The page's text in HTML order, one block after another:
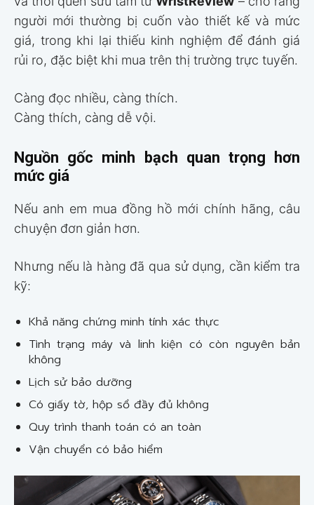
người mới thường bị cuốn vào thiết kế và mức
giá, trong khi lại thiếu kinh nghiệm để đánh giá
rủi ro, đặc biệt khi mua trên thị trường trực tuyến.
Càng đọc nhiều, càng thích.
Càng thích, càng dễ vội.
Nguồn gốc minh bạch quan trọng hơn
mức giá
Nếu anh em mua đồng hồ mới chính hãng, câu
chuyện đơn giản hơn.
Nhưng nếu là hàng đã qua sử dụng, cần kiểm tra
kỹ:
Khả năng chứng minh tính xác thực
Tình trạng máy và linh kiện có còn nguyên bản
không
Lịch sử bảo dưỡng
Có giấy tờ, hộp sổ đầy đủ không
Quy trình thanh toán có an toàn
Vận chuyển có bảo hiểm